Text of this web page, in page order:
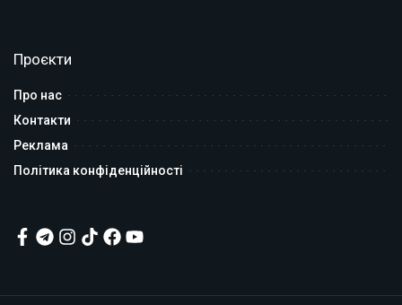
Проєкти
Про нас
Контакти
Реклама
Політика конфіденційності